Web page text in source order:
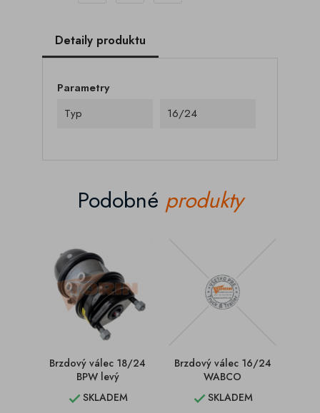
Detaily produktu
Parametry
Typ
16/24
Podobné produkty
Brzdový válec 18/24
BPW levý
SKLADEM
Brzdový válec 16/24
WABCO
SKLADEM